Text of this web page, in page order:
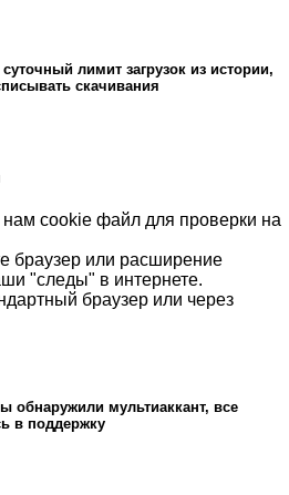
лимит загрузок из истории,
скачивания
cookie файл для проверки на
браузер или расширение
"следы" в интернете.
браузер или через
обнаружили мультиаккант, все
в поддержку